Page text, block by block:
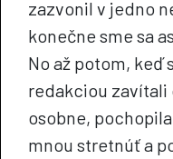
zazvonil v jedno
konečne sme sa
No až potom, keď
redakciou zavítali
osobne,
mnou stretnúť a